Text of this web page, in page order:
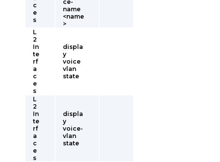
c
e
s
ce-
name
<name
>
L
2
In
te
rf
a
c
e
s
displa
y
voice
vlan
state
L
2
In
te
rf
a
c
e
s
displa
y
voice-
vlan
state